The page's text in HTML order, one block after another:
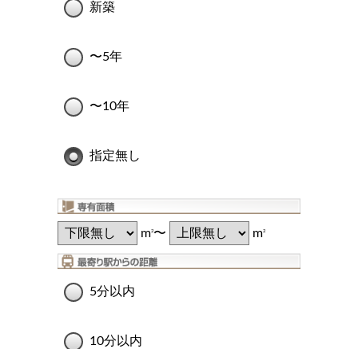
新築
〜5年
〜10年
指定無し
m2〜 m2
5分以内
10分以内